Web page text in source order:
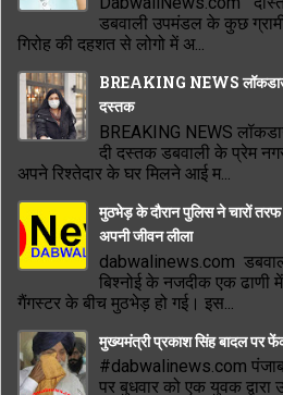
डबवाली उपमंडल के कुछ
गिरोह की दहशत से लोगो में अ...
BREAKING NEWS
दस्तक
BREAKING NEWS
दी दस्तक डबवाली के प्रेम
अपने रिश्तेदार के घर मिलने आई म...
मुठभेड़ के दौरान पुलिस ने चारों
अपनी जीवन लीला
dabwalinews.com
बिश्नोई के नजदीक एक ढाणी
गैंगस्टर के बीच मुठभेड़ हो गई। इस...
मुख्यमंत्री प्रकाश सिंह बादल पर
#dabwalinews.com
पर बुधवार को एक युवक द्वारा